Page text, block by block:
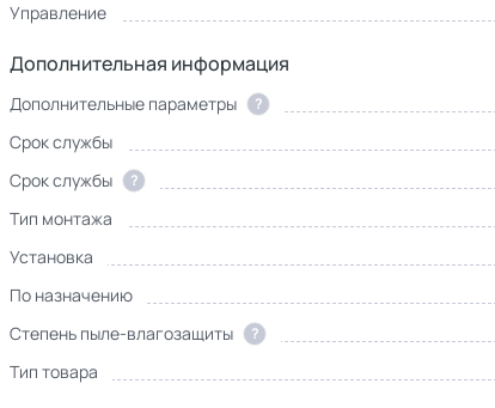
Управление
Дополнительная информация
Дополнительные параметры ?
Срок службы
Срок службы
?
Тип монтажа
Установка
По назначению
Степень пыле-влагозащиты
?
Тип товара